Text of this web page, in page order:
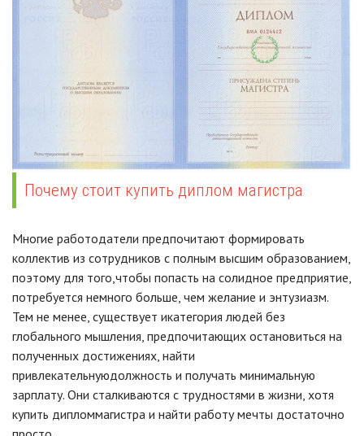
Почему стоит купить диплом магистра
Многие работодатели предпочитают формировать
коллектив из сотрудников с полным высшим образованием,
поэтому для того,чтобы попасть на солидное предприятие,
потребуется немного больше, чем желание и энтузиазм.
Тем не менее, существует икатегория людей без
глобального мышления, предпочитающих остановиться на
полученных достижениях, найти
привлекательнуюдолжность и получать минимальную
зарплату. Они сталкиваются с трудностями в жизни, хотя
купить дипломмагистра и найти работу мечты достаточно